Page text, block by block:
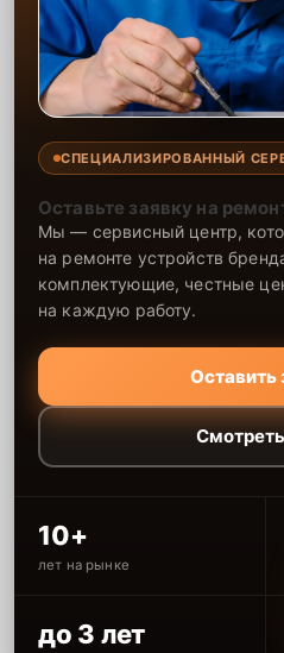
СПЕЦИАЛИЗИРОВАННЫЙ
Оставьте заявку на
Мы — сервисный центр,
на ремонте устройств
комплектующие, честные
на каждую работу.
Оставить
10+
лет на рынке
до 3 лет